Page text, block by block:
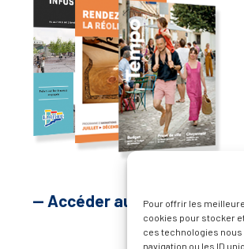
Pour offrir les
cookies pour stocker
ces technologies
navigation ou les ID
— Accéder au kiosque